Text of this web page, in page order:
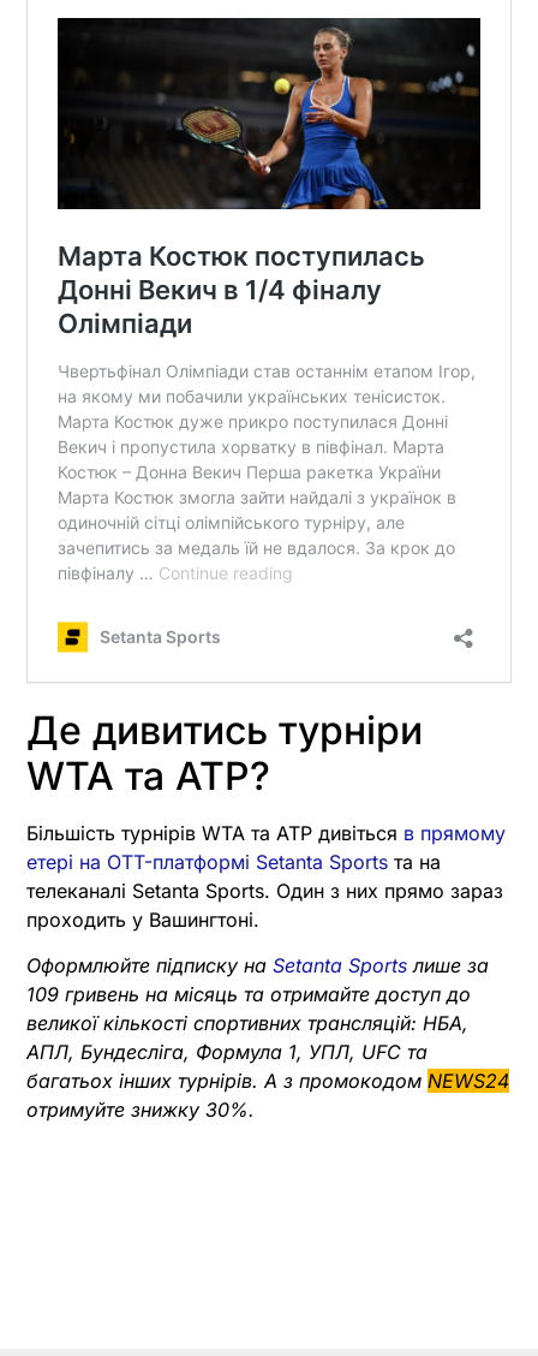
Де дивитись турніри
WTA та ATP?
Більшість турнірів WTA та ATP дивіться в прямому
етері на OTT-платформі Setanta Sports та на
телеканалі Setanta Sports. Один з них прямо зараз
проходить у Вашингтоні.
Оформлюйте підписку на Setanta Sports лише за
109 гривень на місяць та отримайте доступ до
великої кількості спортивних трансляцій: НБА,
АПЛ, Бундесліга, Формула 1, УПЛ, UFC та
багатьох інших турнірів. А з промокодом NEWS24
отримуйте знижку 30%.